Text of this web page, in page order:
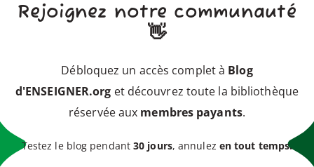
Rejoignez notre communauté
👋
Débloquez un accès complet à Blog
d'ENSEIGNER.org et découvrez toute la bibliothèque
réservée aux membres payants.
Testez le blog pendant30 jours, annulez en tout temps.